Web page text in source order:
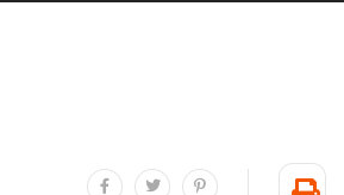
分享至facebook
分享至twitter分享至plurk